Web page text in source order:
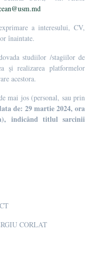
a interesului, CV,
înaintate.
studiilor /stagiilor de
și realizarea platformelor
acestora.
mai jos (personal, sau prin
de: 29 martie 2024, ora
indicând titlul sarcinii
CORLAT